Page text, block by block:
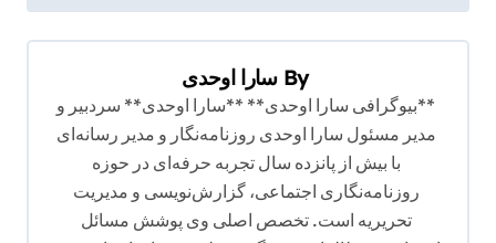
By سارا اوحدی
**بیوگرافی سارا اوحدی** **سارا اوحدی** سردبیر و
مدیر مسئول سارا اوحدی روزنامه‌نگار و مدیر رسانه‌ای
با بیش از پانزده سال تجربه حرفه‌ای در حوزه
روزنامه‌نگاری اجتماعی، گزارش‌نویسی و مدیریت
تحریریه است. تخصص اصلی وی پوشش مسائل